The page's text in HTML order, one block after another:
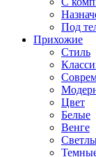
Под
Прихожие
Стиль
Цвет
Белые
Венге